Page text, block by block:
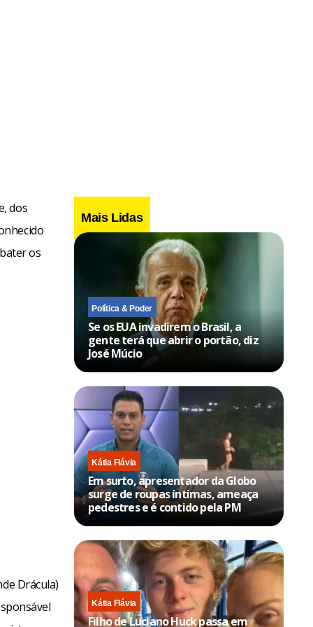
dos
os
Drácula)
Mais Lidas
Política & Poder
Se os EUA invadirem o Brasil, a
gente terá que abrir o portão, diz
José Múcio
Kátia Flávia
Em surto, apresentador da Globo
surge de roupas íntimas, ameaça
pedestres e é contido pela PM
Kátia Flávia
Filho de Luciano Huck passa em